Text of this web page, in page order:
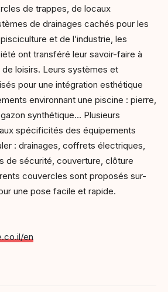
de trappes, de locaux
de drainages cachés pour les
et de l’industrie, les
ont transféré leur savoir-faire à
de loisirs. Leurs systèmes et
pour une intégration esthétique
environnant une piscine : pierre,
synthétique… Plusieurs
spécificités des équipements
: drainages, coffrets électriques,
de sécurité, couverture, clôture
couvercles sont proposés sur-
une pose facile et rapide.
en